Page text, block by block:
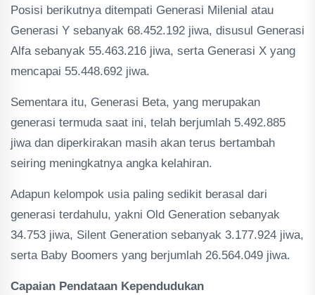
Posisi berikutnya ditempati Generasi Milenial atau
Generasi Y sebanyak 68.452.192 jiwa, disusul Generasi
Alfa sebanyak 55.463.216 jiwa, serta Generasi X yang
mencapai 55.448.692 jiwa.
Sementara itu, Generasi Beta, yang merupakan
generasi termuda saat ini, telah berjumlah 5.492.885
jiwa dan diperkirakan masih akan terus bertambah
seiring meningkatnya angka kelahiran.
Adapun kelompok usia paling sedikit berasal dari
generasi terdahulu, yakni Old Generation sebanyak
34.753 jiwa, Silent Generation sebanyak 3.177.924 jiwa,
serta Baby Boomers yang berjumlah 26.564.049 jiwa.
Capaian Pendataan Kependudukan